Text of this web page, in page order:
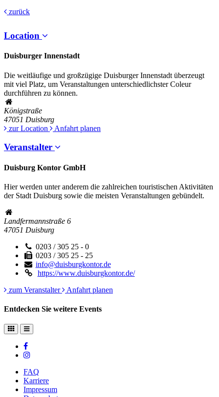
zurück
Location
Duisburger Innenstadt
Die weitläufige und großzügige Duisburger Innenstadt überzeugt
mit viel Platz, um Veranstaltungen unterschiedlichster Coleur
durchführen zu können.
Königstraße
47051 Duisburg
zur Location
Anfahrt planen
Veranstalter
Duisburg Kontor GmbH
Hier werden unter anderem die zahlreichen touristischen Aktivitäten
der Stadt Duisburg sowie die meisten Veranstaltungen gebündelt.
Landfermannstraße 6
47051 Duisburg
0203 / 305 25 - 0
0203 / 305 25 - 25
info@duisburgkontor.de
https://www.duisburgkontor.de/
zum Veranstalter
Anfahrt planen
Entdecken Sie weitere Events
FAQ
Karriere
Impressum